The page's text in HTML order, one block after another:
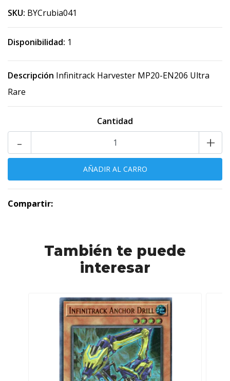
SKU: BYCrubia041
Disponibilidad: 1
Descripción Infinitrack Harvester MP20-EN206 Ultra
Rare
Cantidad
+
-
Compartir:
También te puede
interesar